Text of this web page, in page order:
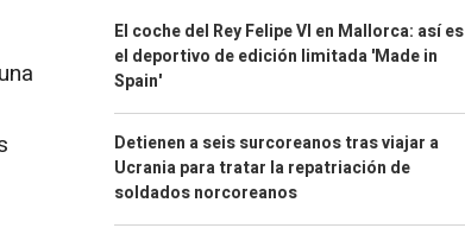
El coche del Rey Felipe VI en Mallorca: así es
el deportivo de edición limitada 'Made in
Spain'
Detienen a seis surcoreanos tras viajar a
Ucrania para tratar la repatriación de
soldados norcoreanos